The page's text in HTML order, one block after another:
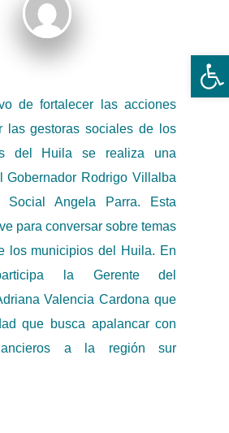
de fortalecer las acciones
las gestoras sociales de los
del Huila se realiza una
Gobernador Rodrigo Villalba
Angela Parra. Esta
para conversar sobre temas
los municipios del Huila. En
la Gerente del
Valencia Cardona que
que busca apalancar con
a la región sur